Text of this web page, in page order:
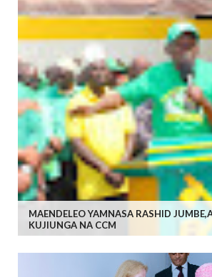
MAENDELEO YAMNASA RASHID
KUJIUNGA NA CCM